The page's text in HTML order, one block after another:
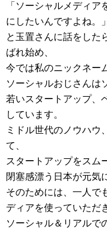
「ソーシャルメディ
にしたいんですよね。」
と玉置さんに話をした
ばれ始め、
今では私のニックネー
ソーシャルおじさんは
若いスタートアップ、
しています。
ミドル世代のノウハウ
て、
スタートアップをスム
閉塞感漂う日本が元気
そのためには、一人で
ディアを使っていただ
ソーシャル＆リアルで